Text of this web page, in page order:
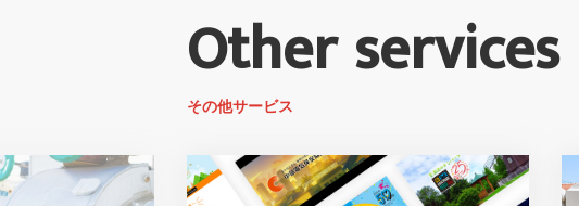
Other services
その他サービス